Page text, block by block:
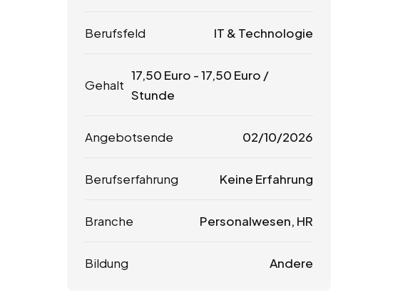
Berufsfeld IT & Technologie
Gehalt
17,50 Euro -17,50 Euro /
Stunde
Angebotsende 02/10/2026
Berufserfahrung Keine Erfahrung
Branche Personalwesen, HR
Bildung Andere